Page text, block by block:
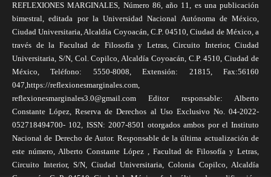
REFLEXIONES MARGINALES, Número 86, año 11, es una publicación
bimestral, editada por la Universidad Nacional Autónoma de México,
Ciudad Universitaria, Alcaldía Coyoacán, C.P. 04510, Ciudad de México, a
través de la Facultad de Filosofía y Letras, Circuito Interior, Ciudad
Universitaria, S/N, Col. Copilco, Alcaldía Coyoacán, C.P. 4510, Ciudad de
México, Teléfono: 5550-8008, Extensión: 21815, Fax:56160
047,https://reflexionesmarginales.com,
reflexionesmarginales3.0@gmail.com Editor responsable: Alberto
Constante López, Reserva de Derechos al Uso Exclusivo No. 04-2022-
052718494700- 102, ISSN: 2007-8501 otorgados ambos por el Instituto
Nacional de Derecho de Autor. Responsable de la última actualización de
este número, Alberto Constante López , Facultad de Filosofía y Letras,
Circuito Interior, S/N, Ciudad Universitaria, Colonia Copilco, Alcaldía